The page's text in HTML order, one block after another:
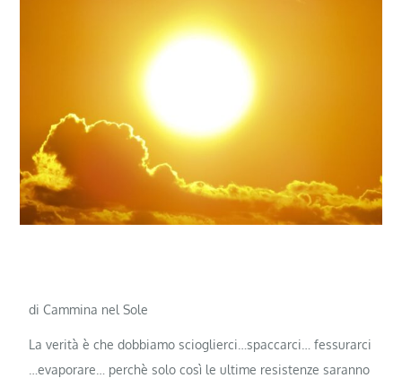
di Cammina nel Sole
La verità è che dobbiamo scioglierci…spaccarci… fessurarci
…evaporare… perchè solo così le ultime resistenze saranno